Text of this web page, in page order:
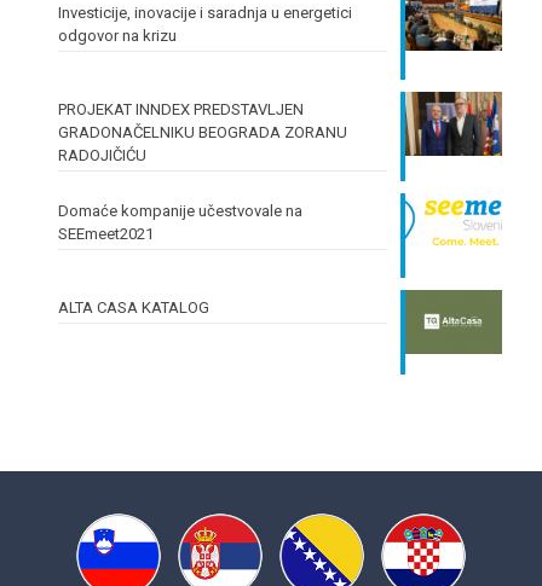
Investicije, inovacije i saradnja u energetici
odgovor na krizu
PROJEKAT INNDEX PREDSTAVLJEN
GRADONAČELNIKU BEOGRADA ZORANU
RADOJIČIĆU
Domaće kompanije učestvovale na
SEEmeet2021
ALTA CASA KATALOG